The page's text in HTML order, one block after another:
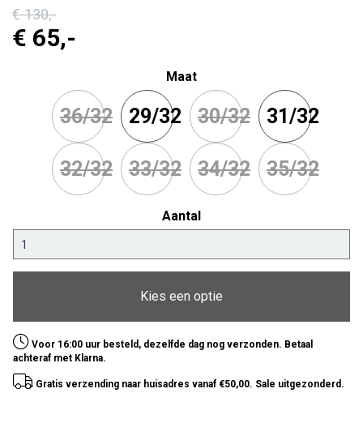
€ 130,-
€ 65,-
Maat
36/32 29/32 30/32 31/32
32/32 33/32 34/32 35/32
Aantal
Kies een optie
Voor 16:00 uur besteld, dezelfde dag nog verzonden. Betaal
achteraf met Klarna.
Gratis verzending naar huisadres vanaf €50,00. Sale uitgezonderd.